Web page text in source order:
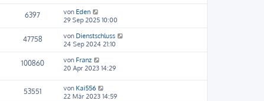
6397 von Eden
29 Sep 2025 10:00
47758 von Dienstschluss
24 Sep 2024 21:10
100860 von Franz
20 Apr 2023 14:29
53551 von Kai556
22 Mär 2023 14:59